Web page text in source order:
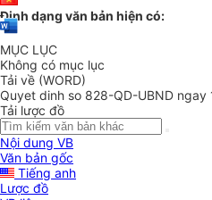
Định dạng văn bản hiện có:
MỤC LỤC
Không có mục lục
Tải về (WORD)
Quyet dinh so 828-QD-UBND
Tải lược đồ
Nội dung VB
Văn bản gốc
Tiếng anh
Lược đồ